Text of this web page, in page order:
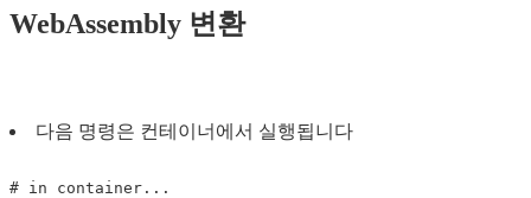
WebAssembly 변환
다음 명령은 컨테이너에서 실행됩니다
# in container...